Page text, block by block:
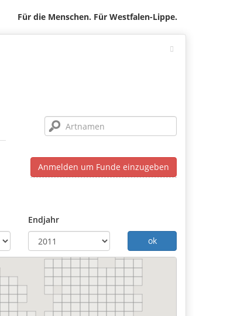
Für die Menschen. Für Westfalen-Lippe.
Anmelden um Funde einzugeben
Endjahr
ok